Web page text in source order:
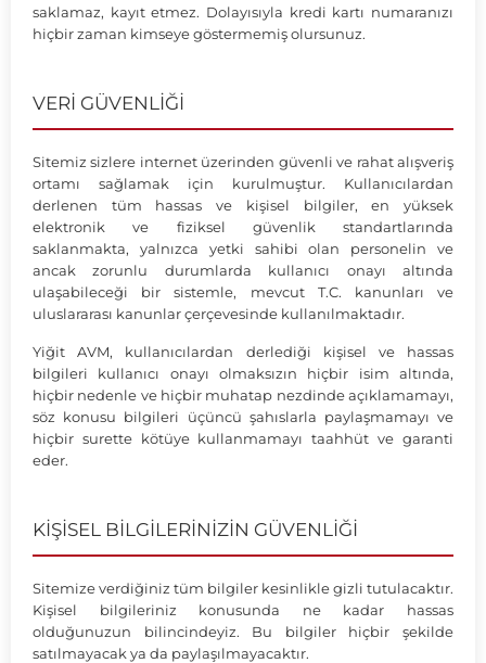
saklamaz, kayıt etmez. Dolayısıyla kredi kartı numaranızı
hiçbir zaman kimseye göstermemiş olursunuz.
VERİ GÜVENLİĞİ
Sitemiz sizlere internet üzerinden güvenli ve rahat alışveriş
ortamı sağlamak için kurulmuştur. Kullanıcılardan
derlenen tüm hassas ve kişisel bilgiler, en yüksek
elektronik ve fiziksel güvenlik standartlarında
saklanmakta, yalnızca yetki sahibi olan personelin ve
ancak zorunlu durumlarda kullanıcı onayı altında
ulaşabileceği bir sistemle, mevcut T.C. kanunları ve
uluslararası kanunlar çerçevesinde kullanılmaktadır.
Yiğit AVM, kullanıcılardan derlediği kişisel ve hassas
bilgileri kullanıcı onayı olmaksızın hiçbir isim altında,
hiçbir nedenle ve hiçbir muhatap nezdinde açıklamamayı,
söz konusu bilgileri üçüncü şahıslarla paylaşmamayı ve
hiçbir surette kötüye kullanmamayı taahhüt ve garanti
eder.
KİŞİSEL BİLGİLERİNİZİN GÜVENLİĞİ
Sitemize verdiğiniz tüm bilgiler kesinlikle gizli tutulacaktır.
Kişisel bilgileriniz konusunda ne kadar hassas
olduğunuzun bilincindeyiz. Bu bilgiler hiçbir şekilde
satılmayacak ya da paylaşılmayacaktır.